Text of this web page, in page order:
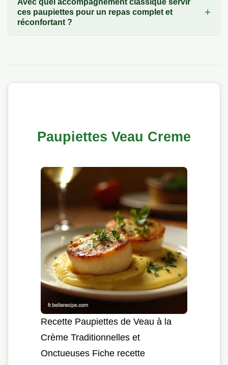
Avec quel accompagnement classique servir
ces paupiettes pour un repas complet et
réconfortant ?
Paupiettes Veau Creme
Recette Paupiettes de Veau à la
Crème Traditionnelles et
Onctueuses Fiche recette